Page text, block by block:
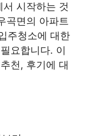
시작하는 것
곡면의 아파트
주청소에 대한
요합니다. 이
천, 후기에 대